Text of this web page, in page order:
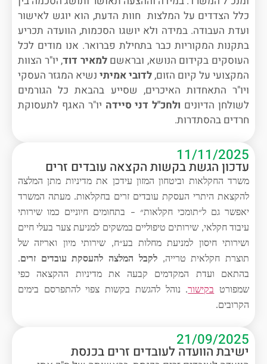
כלל הצדדים על המלצות חוות הדעת, הוא יוגש לאישור
ועדת העבודה. במידה ולא יושגו הסכמות, הוועדה תכריע
בתקנות המקוריות כבר בתחילת פברואר. אנו מודים לכל
העוסקים בקידום הנושא, ובראשםלמאיר דוד, יו"ר הצוות
המקצועי על קיום הזום,לדובי אמיתי נשיא המגזר העסקי
ויו"ר התאחדות האיכרים, שסייע בהבאת כל הגורמים
לשולחן הדיונים ולחכ"ל דני סיידה יו"ר האגף לתעסוקת
חרדים בהסתדרות.
11/11/2025
עדכון הגשת בקשות הקצאה עובדים זרים
משרד החקלאות וביטחון המזון עידכן את מדיניות מתן המלצה
להקצאת היתרי העסקת עובדים זרים בחקלאות. מעתה המשרד
יאפשר גם ל״תומכי חקלאות״ – בתחומים חיוניים כמו שירותי
עיבוד חקלאי, שירותים טיפוליים במשקים למניעת צער בעלי חיים
ושירותי חיסון למניעת מחלות בע״ח, שירותי מיון ואריזה של
תוצרת חקלאית טרייה,לקבל המלצה להעסקת עובדים זרים.
בהתאם ועדת המקדמים קבעה את מדיניות ההקצאה כפי
שמפורט בקישור. נוהל להגשת בקשות צפוי להתפרסם בימים
הקרובים.
21/09/2025
ישיבת הוועדה לעובדים זרים בכנסת